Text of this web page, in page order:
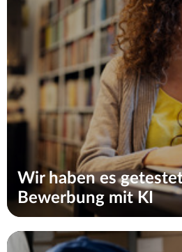
Wir haben es
Bewerbung mit KI